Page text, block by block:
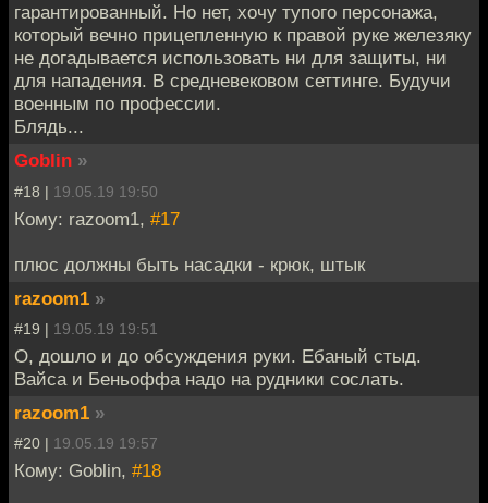
гарантированный. Но нет, хочу тупого персонажа,
который вечно прицепленную к правой руке железяку
не догадывается использовать ни для защиты, ни
для нападения. В средневековом сеттинге. Будучи
военным по профессии.
Блядь...
Goblin »
#18 | 19.05.19 19:50
Кому: razoom1, #17
плюс должны быть насадки - крюк, штык
razoom1 »
#19 | 19.05.19 19:51
О, дошло и до обсуждения руки. Ебаный стыд.
Вайса и Беньоффа надо на рудники сослать.
razoom1 »
#20 | 19.05.19 19:57
Кому: Goblin, #18